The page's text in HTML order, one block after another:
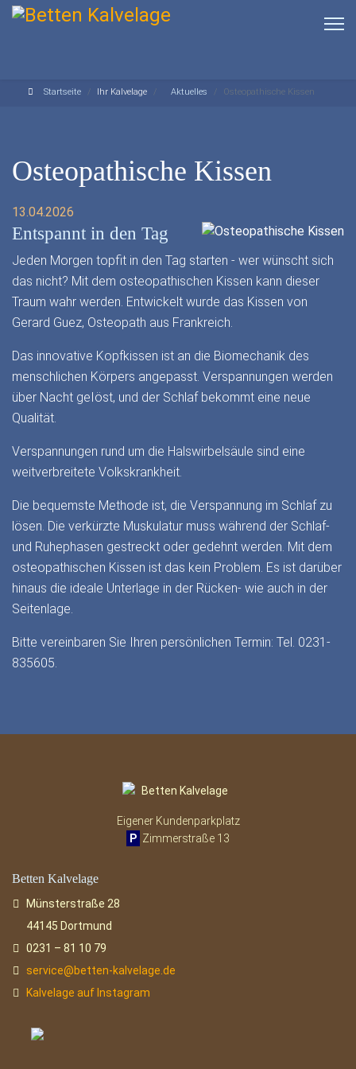
Startseite Ihr Kalvelage Aktuelles Osteopathische Kissen
Osteopathische Kissen
13.04.2026
Entspannt in den Tag
Jeden Morgen topfit in den Tag starten - wer wünscht sich
das nicht? Mit dem osteopathischen Kissen kann dieser
Traum wahr werden. Entwickelt wurde das Kissen von
Gerard Guez, Osteopath aus Frankreich.
Das innovative Kopfkissen ist an die Biomechanik des
menschlichen Körpers angepasst. Verspannungen werden
über Nacht geIöst, und der Schlaf bekommt eine neue
Qualität.
Verspannungen rund um die Halswirbelsäule sind eine
weitverbreitete Volkskrankheit.
Die bequemste Methode ist, die Verspannung im Schlaf zu
lösen. Die verkürzte Muskulatur muss während der Schlaf-
und Ruhephasen gestreckt oder gedehnt werden. Mit dem
osteopathischen Kissen ist das kein Problem. Es ist darüber
hinaus die ideale Unterlage in der Rücken- wie auch in der
Seitenlage.
Bitte vereinbaren Sie Ihren persönlichen Termin: Tel. 0231-
835605.
Eigener Kundenparkplatz
P Zimmerstraße 13
Betten Kalvelage
Münsterstraße 28
44145 Dortmund
0231 – 81 10 79
service@betten-kalvelage.de
Kalvelage auf Instagram